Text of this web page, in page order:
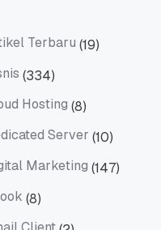
Terbaru (19)
(334)
Hosting (8)
Server (10)
Marketing (147)
(8)